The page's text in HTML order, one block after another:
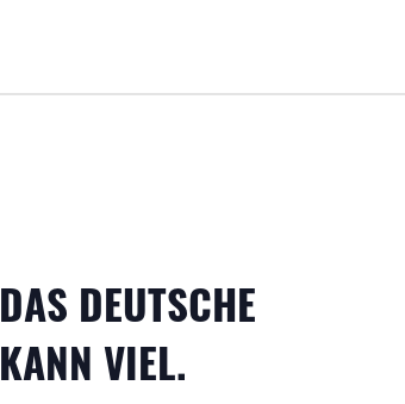
DAS DEUTSCHE
KANN VIEL.